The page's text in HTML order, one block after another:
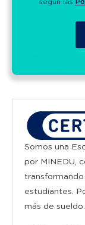
según las
Somos una
por MINEDU,
estudiantes.
más de sueldo.